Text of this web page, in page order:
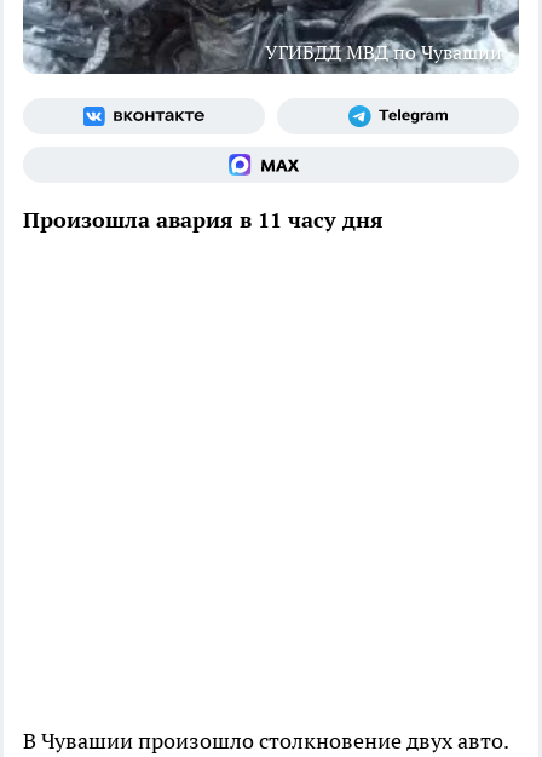
УГИБДД МВД по Чувашии
Произошла авария в 11 часу дня
В Чувашии произошло столкновение двух авто.